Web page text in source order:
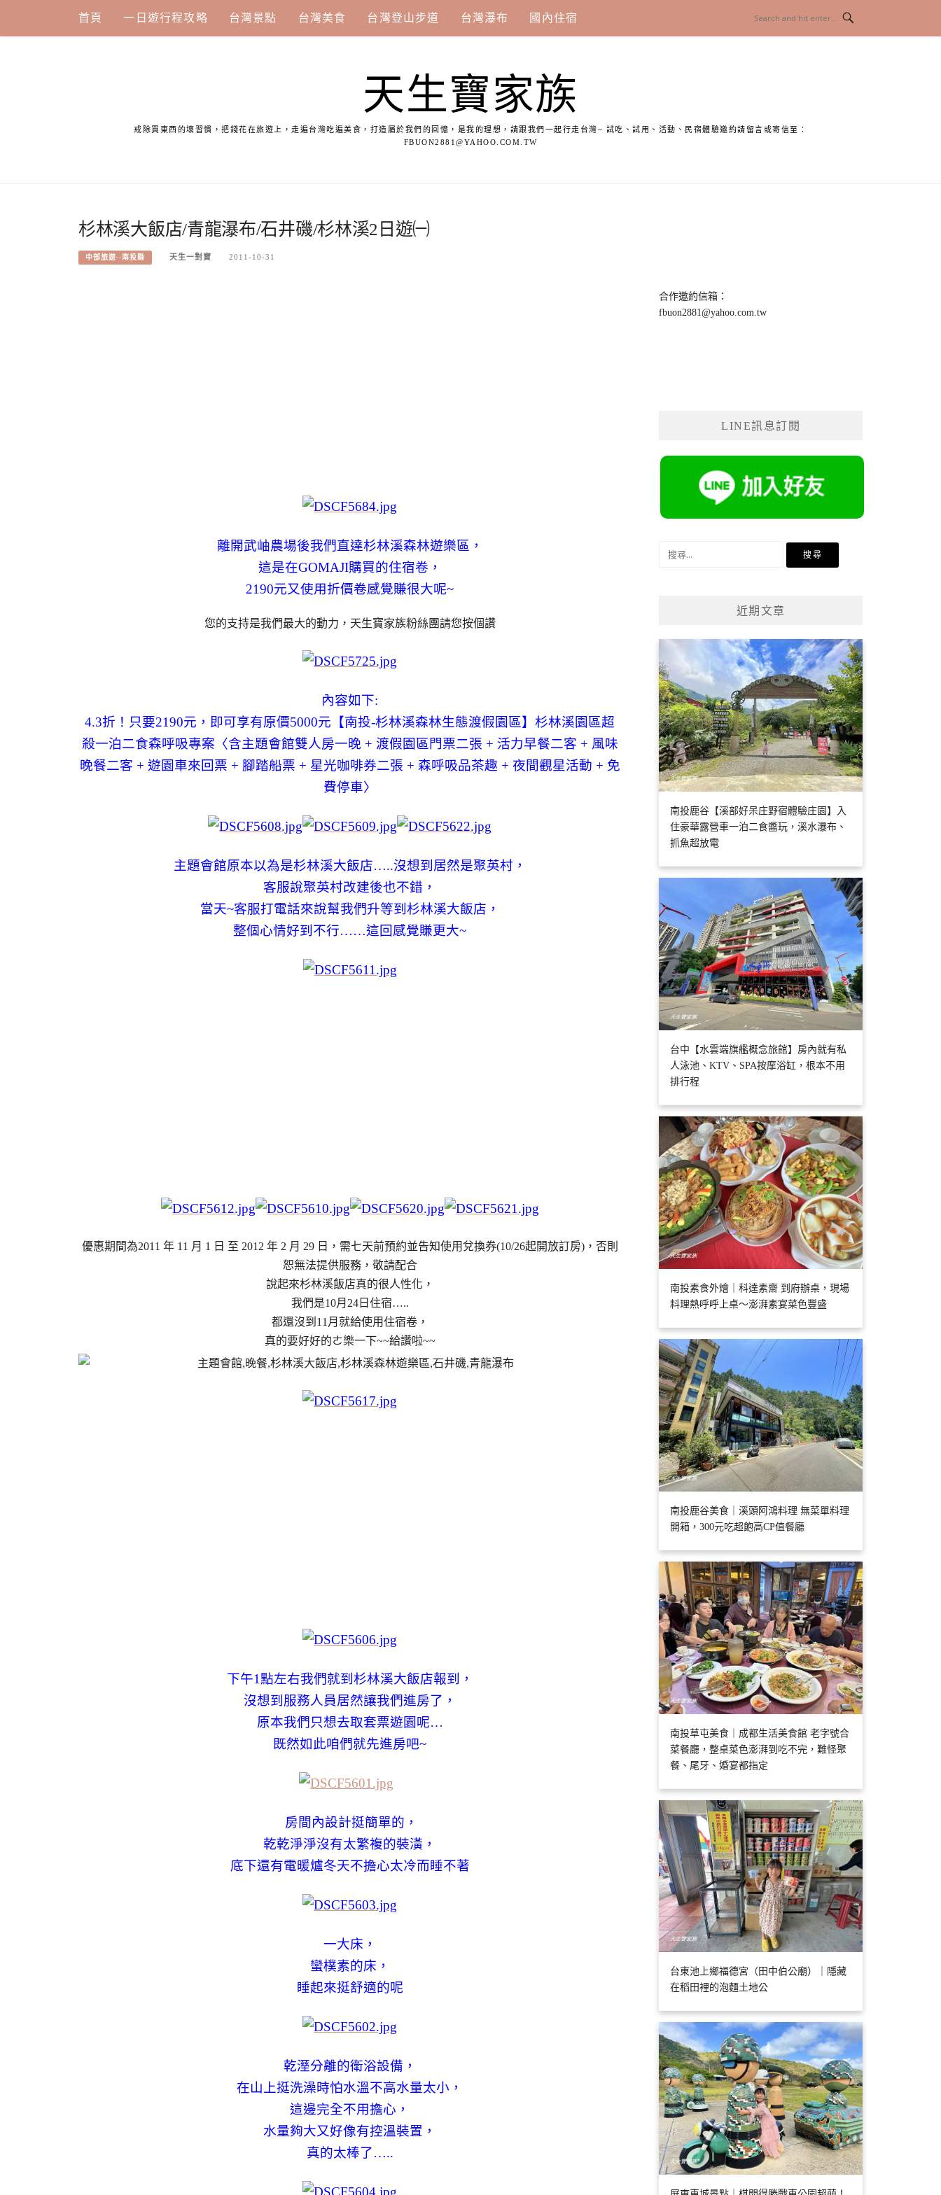
content
首頁 一日遊行程攻略 台灣景點 台灣美食 台灣登山步道 台灣瀑布 國內住宿
天生寶家族
戒除買東西的壞習慣，把錢花在旅遊上，走遍台灣吃遍美食，打造屬於我們的回憶，是我的理想，請跟我們一起行走台灣~ 試吃、試用、活動、民宿體驗邀約請留言或寄信至：
FBUON2881@YAHOO.COM.TW
杉林溪大飯店/青龍瀑布/石井磯/杉林溪2日遊㈠
中部旅遊--南投縣 天生一對寶 2011-10-31
離開武岫農場後我們直達杉林溪森林遊樂區，
這是在GOMAJI購買的住宿卷，
2190元又使用折價卷感覺賺很大呢~
您的支持是我們最大的動力， 天生寶家族粉絲團請您按個讚
內容如下:
4.3折！只要2190元，即可享有原價5000元【南投-杉林溪森林生態渡假園區】杉林溪園區超
殺一泊二食森呼吸專案〈含主題會館雙人房一晚 + 渡假園區門票二張 + 活力早餐二客 + 風味
晚餐二客 + 遊園車來回票 + 腳踏船票 + 星光咖啡券二張 + 森呼吸品茶趣 + 夜間觀星活動 + 免
費停車〉
主題會館原本以為是杉林溪大飯店…..沒想到居然是聚英村，
客服說聚英村改建後也不錯，
當天~客服打電話來說幫我們升等到杉林溪大飯店，
整個心情好到不行……這回感覺賺更大~
優惠期間為2011 年 11 月 1 日 至 2012 年 2 月 29 日，需七天前預約並告知使用兌換券(10/26起開放訂房)，否則
恕無法提供服務，敬請配合
說起來杉林溪飯店真的很人性化，
我們是10月24日住宿…..
都還沒到11月就給使用住宿卷，
真的要好好的ㄜ樂一下~~給讚啦~~
下午1點左右我們就到杉林溪大飯店報到，
沒想到服務人員居然讓我們進房了，
原本我們只想去取套票遊園呢…
既然如此咱們就先進房吧~
房間內設計挺簡單的，
乾乾淨淨沒有太繁複的裝潢，
底下還有電暖爐冬天不擔心太冷而睡不著
一大床，
蠻樸素的床，
睡起來挺舒適的呢
乾溼分離的衛浴設備，
在山上挺洗澡時怕水溫不高水量太小，
這邊完全不用擔心，
水量夠大又好像有控溫裝置，
真的太棒了…..
合作邀約信箱：
fbuon2881@yahoo.com.tw
LINE訊息訂閱
近期文章
南投鹿谷【溪部好呆庄野宿體驗庄園】入
住豪華露營車一泊二食醬玩，溪水瀑布、
抓魚超放電
台中【水雲端旗艦概念旅館】房內就有私
人泳池、KTV、SPA按摩浴缸，根本不用
排行程
南投素食外燴｜科達素齋 到府辦桌，現場
料理熱呼呼上桌～澎湃素宴菜色豐盛
南投鹿谷美食｜溪頭阿鴻料理 無菜單料理
開箱，300元吃超飽高CP值餐廳
南投草屯美食｜成都生活美食館 老字號合
菜餐廳，整桌菜色澎湃到吃不完，難怪聚
餐、尾牙、婚宴都指定
台東池上鄉福德宮（田中伯公廟）｜隱藏
在稻田裡的泡麵土地公